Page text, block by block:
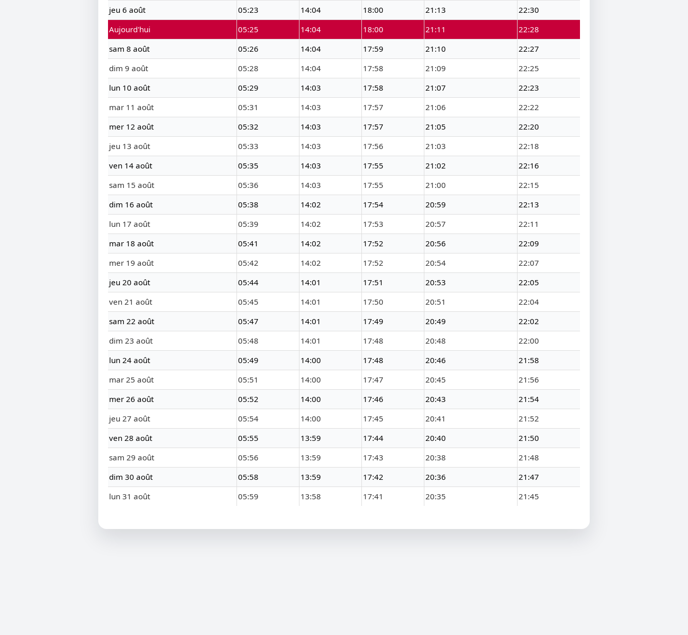
jeu 6 août
05:23 14:04 18:00 21:13
22:30
Aujourd'hui
05:25 14:04 18:00 21:11
22:28
sam 8 août
05:26 14:04 17:59 21:10
22:27
dim 9 août
05:28 14:04 17:58 21:09
22:25
lun 10 août
05:29 14:03 17:58 21:07
22:23
mar 11 août
05:31 14:03 17:57 21:06
22:22
mer 12 août
05:32 14:03 17:57 21:05
22:20
jeu 13 août
05:33 14:03 17:56 21:03
22:18
ven 14 août
05:35 14:03 17:55 21:02
22:16
sam 15 août
05:36 14:03 17:55 21:00
22:15
dim 16 août
05:38 14:02 17:54 20:59
22:13
lun 17 août
05:39 14:02 17:53 20:57
22:11
mar 18 août
05:41 14:02 17:52 20:56
22:09
mer 19 août
05:42 14:02 17:52 20:54
22:07
jeu 20 août
05:44 14:01 17:51 20:53
22:05
ven 21 août
05:45 14:01 17:50 20:51
22:04
sam 22 août
05:47 14:01 17:49 20:49
22:02
dim 23 août
05:48 14:01 17:48 20:48
22:00
lun 24 août
05:49 14:00 17:48 20:46
21:58
mar 25 août
05:51 14:00 17:47 20:45
21:56
mer 26 août
05:52 14:00 17:46 20:43
21:54
jeu 27 août
05:54 14:00 17:45 20:41
21:52
ven 28 août
05:55 13:59 17:44 20:40
21:50
sam 29 août
05:56 13:59 17:43 20:38
21:48
dim 30 août
05:58 13:59 17:42 20:36
21:47
lun 31 août
05:59 13:58 17:41 20:35 21:45